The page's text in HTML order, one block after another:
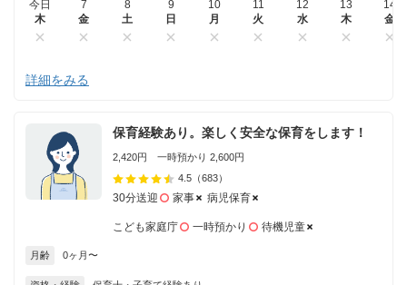
今日
木
7
金
8
土
9
日
10
月
11
火
12
水
13
木
14
金
詳細をみる
保育経験あり。楽しく安全な保育をします！
2,420円 一時預かり 2,600円
4.5 （683）
30分送迎 家事 病児保育
こども家庭庁 一時預かり 待機児童
月齢 0ヶ月〜